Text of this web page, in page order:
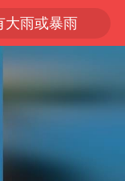
大雨或暴雨
回1300元
隔20米开高仿奶茶店被判赔35万元
美国关税退款